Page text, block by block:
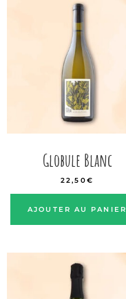
Globule Blanc
22,50€
AJOUTER AU PANIER